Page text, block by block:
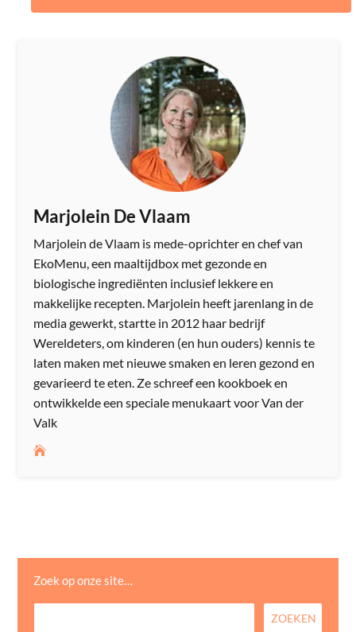
Marjolein De Vlaam
Marjolein de Vlaam is mede-oprichter en chef van
EkoMenu, een maaltijdbox met gezonde en
biologische ingrediënten inclusief lekkere en
makkelijke recepten. Marjolein heeft jarenlang in de
media gewerkt, startte in 2012 haar bedrijf
Wereldeters, om kinderen (en hun ouders) kennis te
laten maken met nieuwe smaken en leren gezond en
gevarieerd te eten. Ze schreef een kookboek en
ontwikkelde een speciale menukaart voor Van der
Valk
Zoek op onze site…